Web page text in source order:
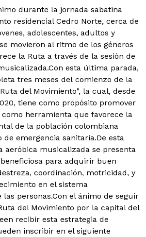
durante la jornada sabatina
residencial Cedro Norte, cerca de
adolescentes, adultos y
movieron al ritmo de los géneros
la Ruta a través de la sesión de
Con esta última parada,
tres meses del comienzo de la
del Movimiento", la cual, desde
tiene como propósito promover
herramienta que favorece la
de la población colombiana
emergencia sanitaria.De esta
aeróbica musicalizada se presenta
para adquirir buen
coordinación, motricidad, y
en el sistema
personas.Con el ánimo de seguir
del Movimiento por la capital del
recibir esta estrategia de
inscribir en el siguiente